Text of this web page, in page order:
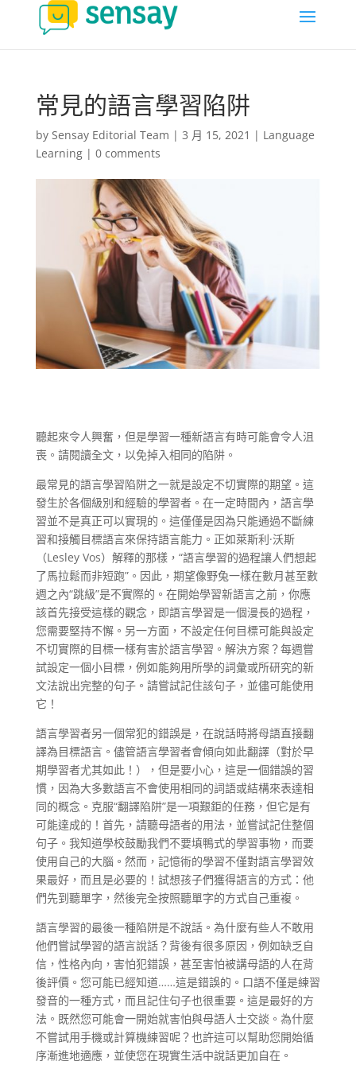
常見的語言學習陷阱
by Sensay Editorial Team | 3 月 15, 2021 | Language
Learning| 0 comments
聽起來令人興奮，但是學習一種新語言有時可能會令人沮
喪。請閱讀全文，以免掉入相同的陷阱。
最常見的語言學習陷阱之一就是設定不切實際的期望。這
發生於各個級別和經驗的學習者。在一定時間內，語言學
習並不是真正可以實現的。這僅僅是因為只能通過不斷練
習和接觸目標語言來保持語言能力。正如萊斯利·沃斯
（Lesley Vos）解釋的那樣，“語言學習的過程讓人們想起
了馬拉鬆而非短跑”。因此，期望像野兔一樣在數月甚至數
週之內“跳級”是不實際的。在開始學習新語言之前，你應
該首先接受這樣的觀念，即語言學習是一個漫長的過程，
您需要堅持不懈。另一方面，不設定任何目標可能與設定
不切實際的目標一樣有害於語言學習。解決方案？每週嘗
試設定一個小目標，例如能夠用所學的詞彙或所研究的新
文法說出完整的句子。請嘗試記住該句子，並儘可能使用
它！
語言學習者另一個常犯的錯誤是，在說話時將母語直接翻
譯為目標語言。儘管語言學習者會傾向如此翻譯（對於早
期學習者尤其如此！），但是要小心，這是一個錯誤的習
慣，因為大多數語言不會使用相同的詞語或結構來表達相
同的概念。克服“翻譯陷阱”是一項艱鉅的任務，但它是有
可能達成的！首先，請聽母語者的用法，並嘗試記住整個
句子。我知道學校鼓勵我們不要填鴨式的學習事物，而要
使用自己的大腦。然而，記憶術的學習不僅對語言學習效
果最好，而且是必要的！試想孩子們獲得語言的方式：他
們先到聽單字，然後完全按照聽單字的方式自己重複。
語言學習的最後一種陷阱是不說話。為什麼有些人不敢用
他們嘗試學習的語言說話？背後有很多原因，例如缺乏自
信，性格內向，害怕犯錯誤，甚至害怕被講母語的人在背
後評價。您可能已經知道……這是錯誤的。口語不僅是練習
發音的一種方式，而且記住句子也很重要。這是最好的方
法。既然您可能會一開始就害怕與母語人士交談。為什麼
不嘗試用手機或計算機練習呢？也許這可以幫助您開始循
序漸進地適應，並使您在現實生活中說話更加自在。